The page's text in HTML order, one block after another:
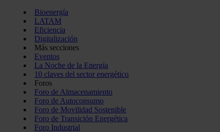
Bioenergía
LATAM
Eficiencia
Digitalización
Más secciones
Eventos
La Noche de la Energía
10 claves del sector energético
Foros
Foro de Almacenamiento
Foro de Autoconsumo
Foro de Movilidad Sostenible
Foro de Transición Energética
Foro Industrial